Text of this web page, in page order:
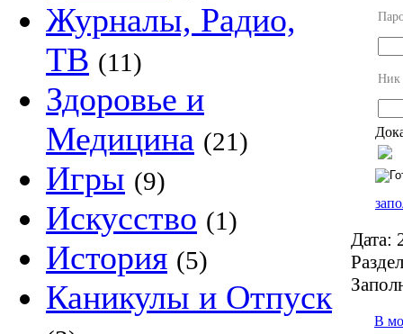
Журналы, Радио,
ТВ (11)
Здоровье и
Медицина (21)
Игры (9)
Искусство (1)
История (5)
Каникулы и Отпуск
Ник
Дата:
В